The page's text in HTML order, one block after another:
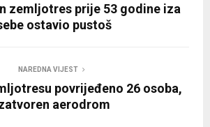
zemljotres prije 53 godine iza
ostavio pustoš
NAREDNA VIJEST
povrijeđeno 26 osoba,
aerodrom